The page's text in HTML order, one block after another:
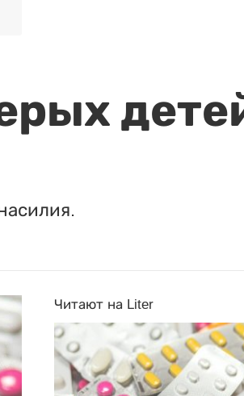
Читают на Liter